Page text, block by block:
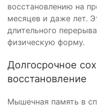
восстановлению на
месяцев и даже лет.
длительного
физическую форму.
Долгосрочное
восстановление
Мышечная память в